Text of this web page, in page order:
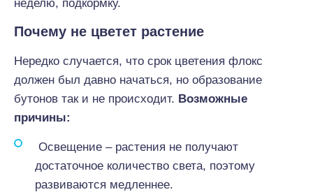
неделю, подкормку.
Почему не цветет растение
Нередко случается, что срок цветения флокс
должен был давно начаться, но образование
бутонов так и не происходит. Возможные
причины:
Освещение – растения не получают
достаточное количество света, поэтому
развиваются медленнее.